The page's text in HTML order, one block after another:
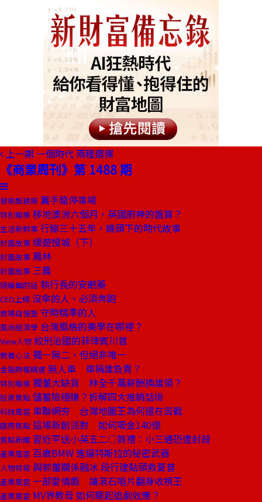
上一期 一個時代 兩種選擇
《商業周刊》第 1488 期
發現酷建築 翼手龍停車場
特別報導 移地澳洲六個月，英國廚神的盤算？
生活新鮮事 行腳三十五年，鏡頭下的時代故事
封面故事 緩遊慢城（下）
封面故事 鳳林
封面故事 三義
總編輯的話 執行長的安眠藥
CEO上線 沒傘的人，必須奔跑
商場自慢塾 守時精準的人
風尚經濟學 台灣風格的美學在哪裡？
View人物 絞刑治國的菲律賓川普
教養心法 獨一無二，但絕非唯一
金融時報精選 無人車 車禍誰負責？
特別報導 獨董大缺貨 林全千萬薪酬換誰領？
投資焦點 儲蓄險穩賺？拆解四大推銷話術
科技風雲 車聯網夯 台灣地圖王為何還在苦戰
國際焦點 這場新創派對 如何吸金140億
焦點新聞 習近平送小英五二○賀禮：小三通恐遭封殺
產業風雲 百歲BMW 進逼特斯拉的秘密武器
人物特寫 與郭董關係融冰 段行建點頭救夏普
產業風雲 一部愛情戲 讓滾石唱片翻身收視王
產業風雲 MV界教母 如何颳起追劇效應？